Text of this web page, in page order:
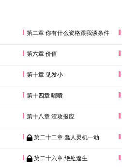
第二章 你有什么资格跟我谈条件
第六章 价值
第十章 见发小
第十四章 嘟囔
第十八章 渣攻报应
第二十二章 蠢人灵机一动
第二十六章 绝处逢生